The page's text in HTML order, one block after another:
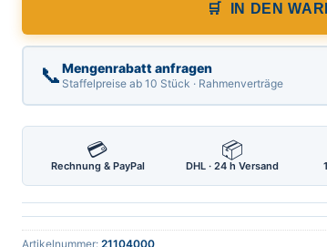
IN DEN
📞Mengenrabatt anfragen
Staffelpreise ab 10 Stück · Rahmenverträge
💳
Rechnung & PayPal
📦
DHL · 24 h Versand
Artikelnummer: 21104000